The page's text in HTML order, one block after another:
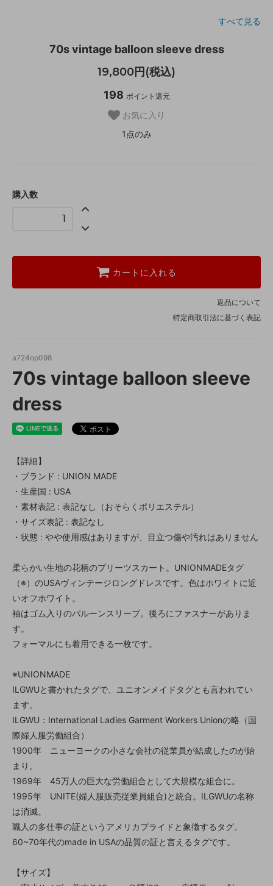
すべて見る
70s vintage balloon sleeve dress
19,800円(税込)
198 ポイント還元
お気に入り
1点のみ
購入数
カートに入れる
返品について
特定商取引法に基づく表記
a724op098
70s vintage balloon sleeve
dress
【詳細】
・ブランド : UNION MADE
・生産国 : USA
・素材表記 : 表記なし（おそらくポリエステル）
・サイズ表記 : 表記なし
・状態 : やや使用感はありますが、目立つ傷や汚れはありません
柔らかい生地の花柄のプリーツスカート。UNIONMADEタグ
（※）のUSAヴィンテージロングドレスです。色はホワイトに近
いオフホワイト。
袖はゴム入りのバルーンスリーブ。後ろにファスナーがありま
す。
フォーマルにも着用できる一枚です。
※UNIONMADE
ILGWUと書かれたタグで、ユニオンメイドタグとも言われてい
ます。
ILGWU：International Ladies Garment Workers Unionの略（国
際婦人服労働組合）
1900年 ニューヨークの小さな会社の従業員が結成したのが始
まり。
1969年 45万人の巨大な労働組合として大規模な組合に。
1995年 UNITE(婦人服販売従業員組合)と統合。ILGWUの名称
は消滅。
職人の多仕事の証というアメリカプライドと象徴するタグ。
60~70年代のmade in USAの品質の証と言えるタグです。
【サイズ】